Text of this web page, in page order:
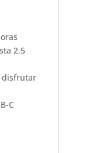
2.5
disfrutar
C